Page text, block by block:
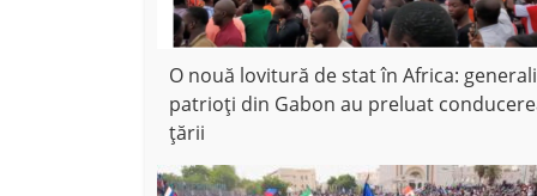
O nouă lovitură de stat în Africa:
patrioți din Gabon au preluat
țării